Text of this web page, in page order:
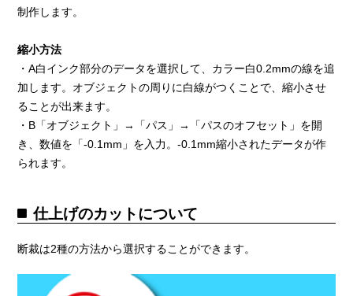
制作します。
縮小方法
・A白インク部分のデータを選択して、カラー白0.2mmの線を追
加します。オブジェクトの周りに白線がつくことで、縮小させ
ることが出来ます。
・B「オブジェクト」→「パス」→「パスのオフセット」を開
き、数値を「-0.1mm」を入力。-0.1mm縮小されたデータが作
られます。
仕上げのカットについて
断裁は2種の方法から選択することができます。